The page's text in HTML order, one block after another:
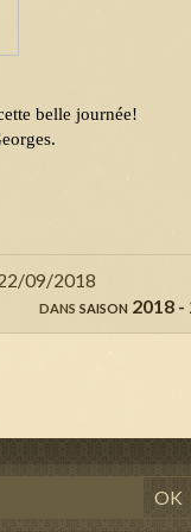
09/2018
dans saison 2018 -
belle journée!